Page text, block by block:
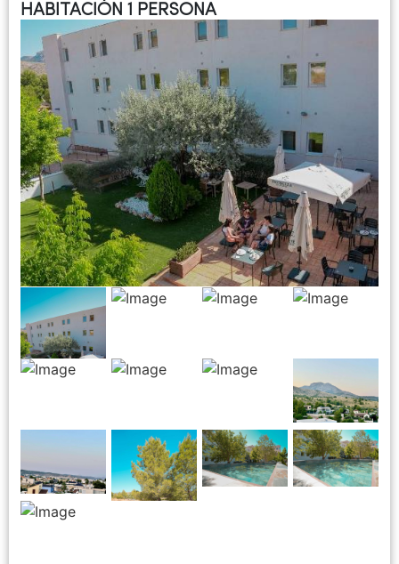
HABITACIÓN 1 PERSONA